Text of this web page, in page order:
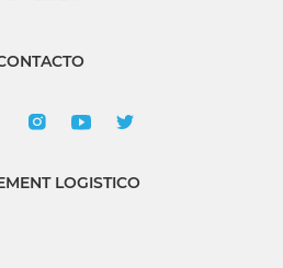
LOGISTICO